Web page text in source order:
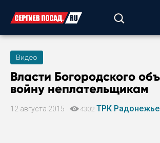
Видео
Власти Богородского
войну неплательщикам
12 августа 2015 4302 ТРК Радонежье